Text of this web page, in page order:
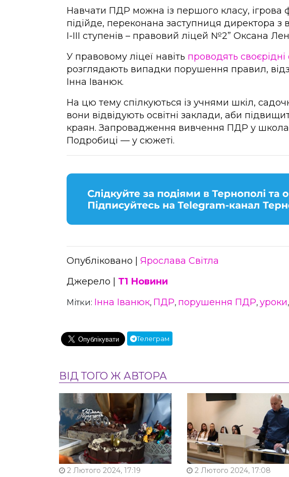
Навчати ПДР можна із першого класу,
підійде, переконана заступниця директора
І-ІІІ ступенів – правовий ліцей №2” Оксана
У правовому ліцеї навіть проводять
розглядають випадки порушення правил,
Інна Іванюк.
На цю тему спілкуються із учнями шкіл,
вони відвідують освітні заклади, аби
краян. Запровадження вивчення ПДР у
Подробиці — у сюжеті.
Опубліковано | Ярослава Світла
Джерело | Т1 Новини
Мітки: Інна Іванюк, ПДР, порушення ПДР, уроки,
Телеграм
ВІД ТОГО Ж АВТОРА
2 Лютого 2024, 17:19
2 Лютого 2024, 17:08